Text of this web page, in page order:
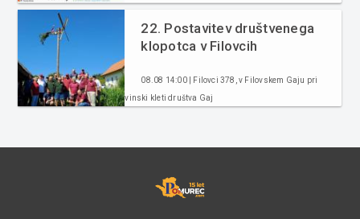
22. Postavitev društvenega
klopotca v Filovcih
08.08 14:00 | Filovci 378, v Filovskem Gaju pri
vinski kleti društva Gaj